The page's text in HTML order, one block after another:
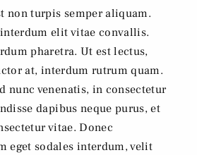
non turpis semper aliquam.
elit vitae convallis.
pharetra. Ut est lectus,
at, interdum rutrum quam.
nunc venenatis, in consectetur
dapibus neque purus, et
vitae. Donec
eget sodales interdum, velit